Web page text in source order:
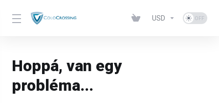
USD
Hoppá, van egy
probléma...